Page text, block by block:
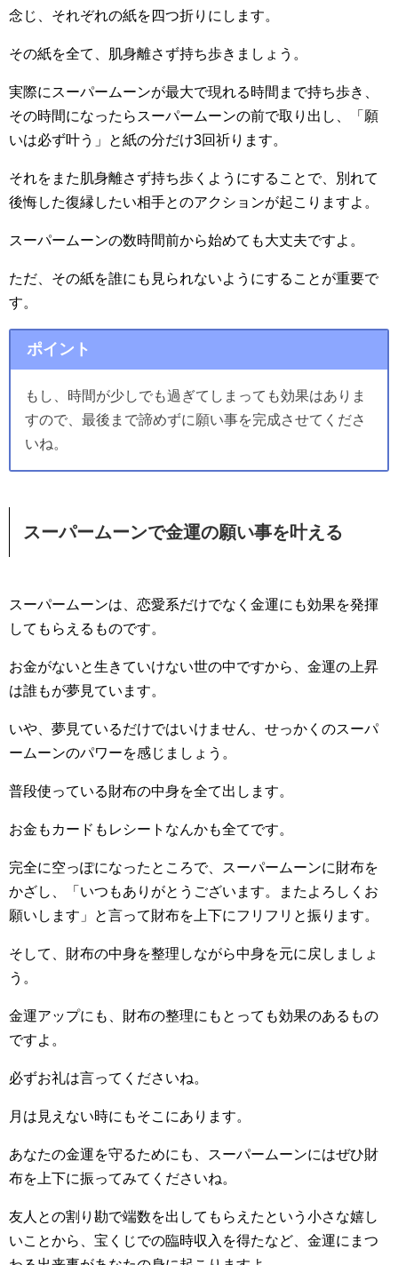
念じ、それぞれの紙を四つ折りにします。
その紙を全て、肌身離さず持ち歩きましょう。
実際にスーパームーンが最大で現れる時間まで持ち歩き、
その時間になったらスーパームーンの前で取り出し、「願
いは必ず叶う」と紙の分だけ3回祈ります。
それをまた肌身離さず持ち歩くようにすることで、別れて
後悔した復縁したい相手とのアクションが起こりますよ。
スーパームーンの数時間前から始めても大丈夫ですよ。
ただ、その紙を誰にも見られないようにすることが重要で
す。
ポイント
もし、時間が少しでも過ぎてしまっても効果はありま
すので、最後まで諦めずに願い事を完成させてくださ
いね。
スーパームーンで金運の願い事を叶える
スーパームーンは、恋愛系だけでなく金運にも効果を発揮
してもらえるものです。
お金がないと生きていけない世の中ですから、金運の上昇
は誰もが夢見ています。
いや、夢見ているだけではいけません、せっかくのスーパ
ームーンのパワーを感じましょう。
普段使っている財布の中身を全て出します。
お金もカードもレシートなんかも全てです。
完全に空っぽになったところで、スーパームーンに財布を
かざし、「いつもありがとうございます。またよろしくお
願いします」と言って財布を上下にフリフリと振ります。
そして、財布の中身を整理しながら中身を元に戻しましょ
う。
金運アップにも、財布の整理にもとっても効果のあるもの
ですよ。
必ずお礼は言ってくださいね。
月は見えない時にもそこにあります。
あなたの金運を守るためにも、スーパームーンにはぜひ財
布を上下に振ってみてくださいね。
友人との割り勘で端数を出してもらえたという小さな嬉し
いことから、宝くじでの臨時収入を得たなど、金運にまつ